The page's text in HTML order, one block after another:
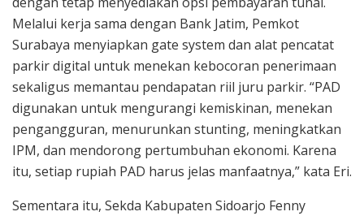
Melalui kerja sama dengan Bank Jatim, Pemkot
Surabaya menyiapkan gate system dan alat pencatat
parkir digital untuk menekan kebocoran penerimaan
sekaligus memantau pendapatan riil juru parkir. “PAD
digunakan untuk mengurangi kemiskinan, menekan
pengangguran, menurunkan stunting, meningkatkan
IPM, dan mendorong pertumbuhan ekonomi. Karena
itu, setiap rupiah PAD harus jelas manfaatnya,” kata Eri.
Sementara itu, Sekda Kabupaten Sidoarjo Fenny